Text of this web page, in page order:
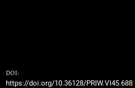
DOI:
https://doi.org/10.36128/PRIW.VI45.688